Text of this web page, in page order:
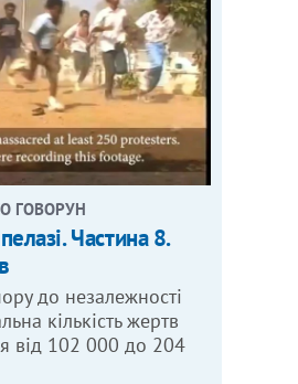
ГОВОРУН
Частина 8.
до незалежності
кількість жертв
від 102 000 до 204